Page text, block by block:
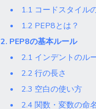
1.1 コードスタイル
1.2 PEP8とは？
2. PEP8の基本ルール
2.1 インデントのル
2.2 行の長さ
2.3 空白の使い方
2.4 関数・変数の命